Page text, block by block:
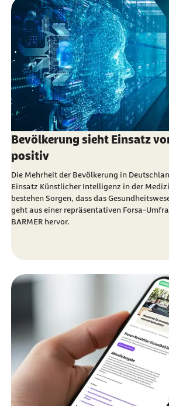
Bevölkerung sieht Einsatz
positiv
Die Mehrheit der Bevölkerung in
Einsatz Künstlicher Intelligenz in der
bestehen Sorgen, dass das
geht aus einer repräsentativen Forsa-
BARMER hervor.